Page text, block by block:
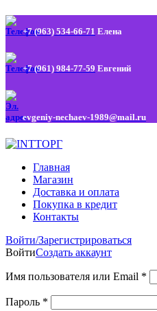
+7 (963) 534-66-71 Елена
+7 (961) 984-77-59 Евгений
evgeniy-nechaev-1989@mail.ru
Главная
Магазин
Доставка и оплата
Покупка в кредит
Контакты
Войти/Зарегистрироваться
ВойтиСоздать аккаунт
Имя пользователя или Email *
Пароль *